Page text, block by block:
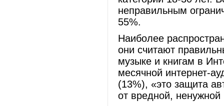
неправильным
55%.
Наиболее
они считают
музыке и книгам в
месячной интернет-
(13%), «это защита
от вредной,